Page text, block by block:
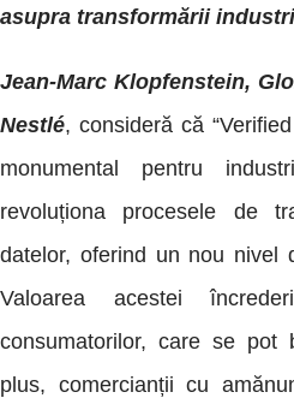
asupra transformării
Jean-Marc Klopfenstein,
Nestlé, consideră că
monumental pentru
revoluționa procesele de
datelor, oferind un nou nivel
Valoarea acestei
consumatorilor, care se
plus, comercianții cu